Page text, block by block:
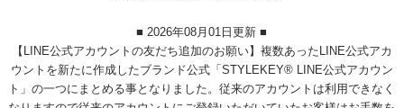
■ 2026年08月01日更新 ■
【LINE公式アカウントの友だち追加のお願い】複数あったLINE公式アカ
ウントを新たに作成したブランド公式「STYLEKEY® LINE公式アカウン
ト」の一つにまとめる事となりました。従来のアカウントは利用できなく